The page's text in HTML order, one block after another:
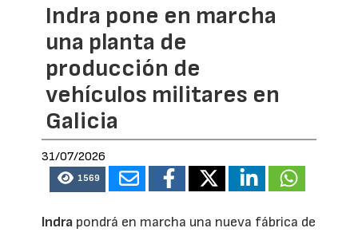
Indra pone en marcha
una planta de
producción de
vehículos militares en
Galicia
31/07/2026
1569
Indra pondrá en marcha una nueva fábrica de